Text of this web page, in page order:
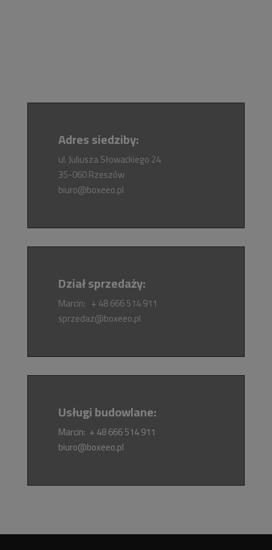
Adres siedziby:
ul. Juliusza Słowackiego 24
35-060 Rzeszów
biuro@boxeeo.pl
Dział sprzedaży:
Marcin: + 48 666 514 911
sprzedaz@boxeeo.pl
Usługi budowlane:
Marcin: + 48 666 514 911
biuro@boxeeo.pl